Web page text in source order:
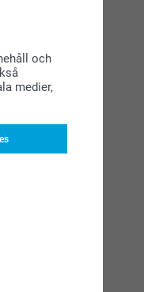
och
medier,